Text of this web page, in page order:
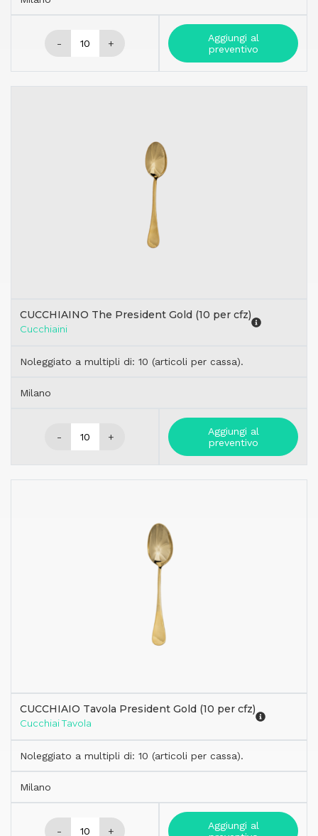
- +
Aggiungi al
preventivo
CUCCHIAINO The President Gold (10 per cfz)
Cucchiaini
Noleggiato a multipli di: 10 (articoli per cassa).
Milano
- +
Aggiungi al
preventivo
CUCCHIAIO Tavola President Gold (10 per cfz)
Cucchiai Tavola
Noleggiato a multipli di: 10 (articoli per cassa).
Milano
- +
Aggiungi al